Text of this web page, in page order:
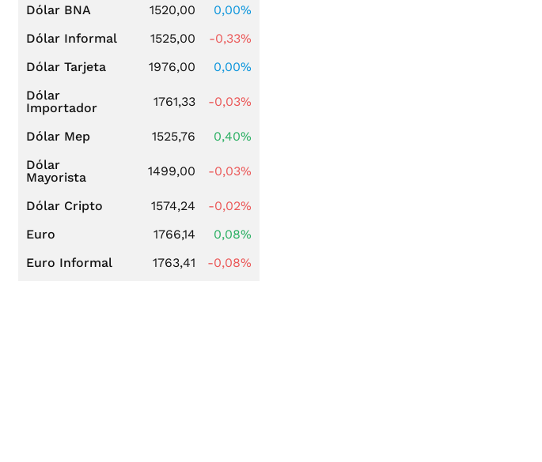
Dólar BNA 1520,00
0,00%
Dólar Informal
1525,00
-0,33%
Dólar Tarjeta
1976,00
0,00%
Dólar
Importador
1761,33 -0,03%
Dólar Mep 1525,76
0,40%
Dólar
Mayorista
1499,00 -0,03%
Dólar Cripto 1574,24
-0,02%
Euro
1766,14
0,08%
Euro Informal
1763,41 -0,08%